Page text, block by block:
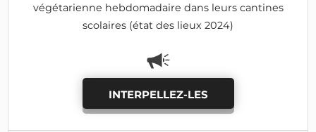
végétarienne hebdomadaire dans leurs cantines
scolaires (état des lieux 2024)
INTERPELLEZ-LES